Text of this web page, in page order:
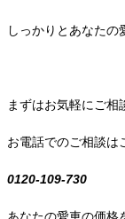
しっかりとあなた
まずはお気軽にご相
お電話でのご相談は
0120-109-730